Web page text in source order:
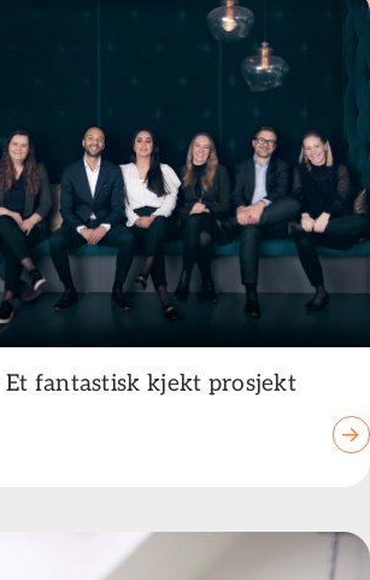
fantastisk kjekt prosjekt
→